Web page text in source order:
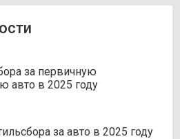
за первичную
авто в 2025 году
за авто в 2025 году